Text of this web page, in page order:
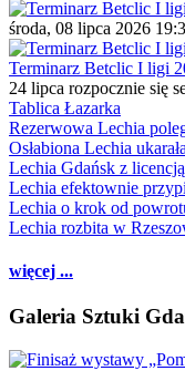
środa, 08 lipca 2026
Terminarz Betclic I ligi
24 lipca rozpocznie się
Tablica Łazarka
Rezerwowa Lechia
Osłabiona Lechia
Lechia Gdańsk z
Lechia efektownie
Lechia o krok od
Lechia rozbita w
więcej ...
Galeria Sztuki